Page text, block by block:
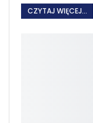
CZYTAJ WIĘCEJ...